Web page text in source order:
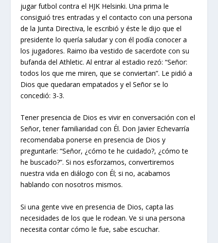
jugar futbol contra el HJK Helsinki. Una prima le
consiguió tres entradas y el contacto con una persona
de la Junta Directiva, le escribió y éste le dijo que el
presidente lo quería saludar y con él podía conocer a
los jugadores. Raimo iba vestido de sacerdote con su
bufanda del Athletic. Al entrar al estadio rezó: “Señor:
todos los que me miren, que se conviertan”. Le pidió a
Dios que quedaran empatados y el Señor se lo
concedió: 3-3.
Tener presencia de Dios es vivir en conversación con el
Señor, tener familiaridad con Él. Don Javier Echevarría
recomendaba ponerse en presencia de Dios y
preguntarle: “Señor, ¿cómo te he cuidado?, ¿cómo te
he buscado?”. Si nos esforzamos, convertiremos
nuestra vida en diálogo con Él; si no, acabamos
hablando con nosotros mismos.
Si una gente vive en presencia de Dios, capta las
necesidades de los que le rodean. Ve si una persona
necesita contar cómo le fue, sabe escuchar.